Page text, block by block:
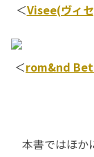
＜Visee(ヴィ
＜rom&nd
本書ではほか